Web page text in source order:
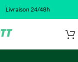
Livraison 24/48h